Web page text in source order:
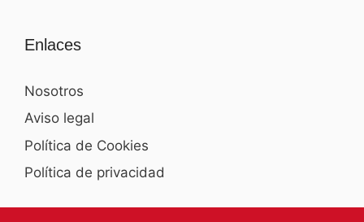
Enlaces
Nosotros
Aviso legal
Política de Cookies
Política de privacidad